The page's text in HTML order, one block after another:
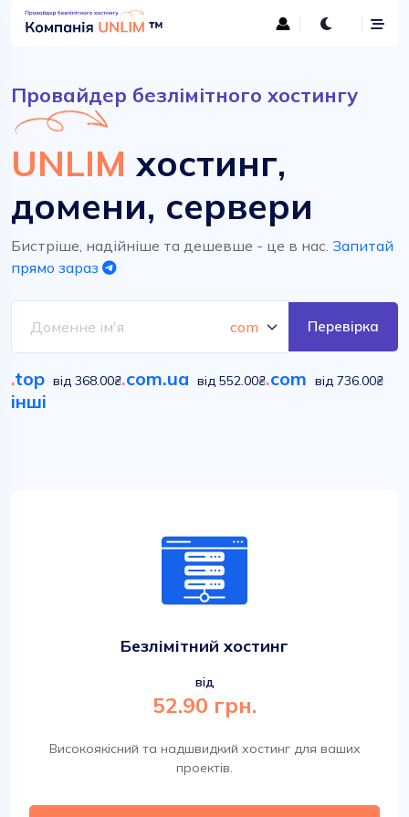
Провайдер безлімітного хостингу
UNLIM хостинг,
домени, сервери
Бистріше, надійніше та дешевше - це в нас. Запитай
прямо зараз
Перевірка
.top від 368.00₴.com.ua від 552.00₴.com від 736.00₴
інші
Безлімітний хостинг
від
52.90 грн.
Високоякісний та надшвидкий хостинг для ваших
проектів.